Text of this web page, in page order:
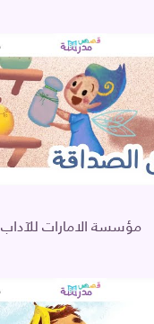
مؤسسة الامارات للآداب